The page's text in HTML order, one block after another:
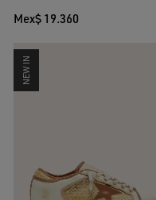
Mex$ 19.360
NEW IN